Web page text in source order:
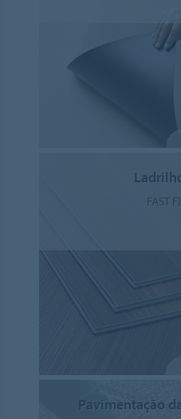
FAST
Pavimentação